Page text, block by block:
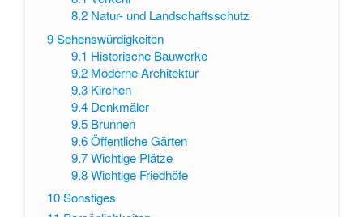
8.2 Natur- und Landschaftsschutz
9Sehenswürdigkeiten
9.1 Historische Bauwerke
9.2 Moderne Architektur
9.3 Kirchen
9.4 Denkmäler
9.5 Brunnen
9.6 Öffentliche Gärten
9.7 Wichtige Plätze
9.8 Wichtige Friedhöfe
10Sonstiges